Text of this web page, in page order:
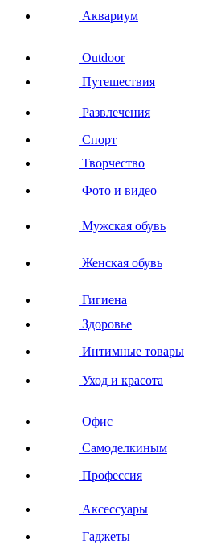
Аквариум
Outdoor
Путешествия
Развлечения
Спорт
Творчество
Фото и видео
Мужская обувь
Женская обувь
Гигиена
Здоровье
Интимные товары
Уход и красота
Офис
Самоделкиным
Профессия
Аксессуары
Гаджеты